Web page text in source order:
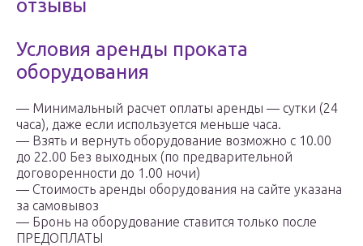
отзывы
Условия аренды проката
оборудования
— Минимальный расчет оплаты аренды — сутки (24
часа), даже если используется меньше часа.
— Взять и вернуть оборудование возможно с 10.00
до 22.00 Без выходных (по предварительной
договоренности до 1.00 ночи)
— Стоимость аренды оборудования на сайте указана
за самовывоз
— Бронь на оборудование ставится только после
ПРЕДОПЛАТЫ